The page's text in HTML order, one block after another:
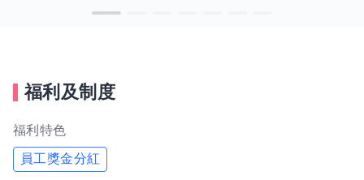
福利及制度
福利特色
員工獎金分紅